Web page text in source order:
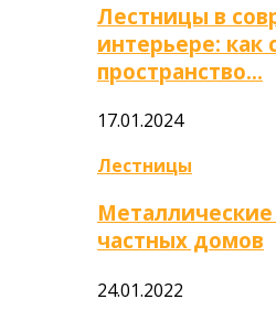
Лестницы в
интерьере: как
пространство…
17.01.2024
Лестницы
частных домов
24.01.2022